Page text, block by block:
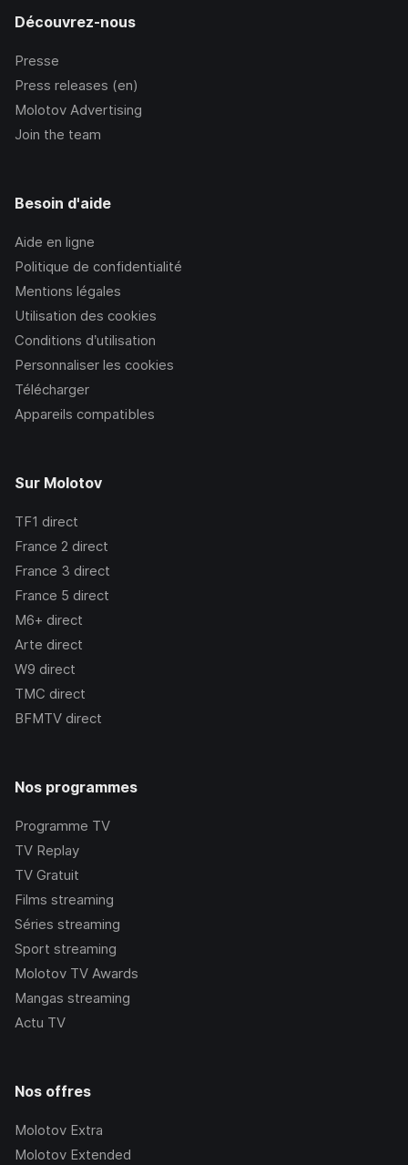
Découvrez-nous
Presse
Press releases (en)
Molotov Advertising
Join the team
Besoin d'aide
Aide en ligne
Politique de confidentialité
Mentions légales
Utilisation des cookies
Conditions d’utilisation
Personnaliser les cookies
Télécharger
Appareils compatibles
Sur Molotov
TF1 direct
France 2 direct
France 3 direct
France 5 direct
M6+ direct
Arte direct
W9 direct
TMC direct
BFMTV direct
Nos programmes
Programme TV
TV Replay
TV Gratuit
Films streaming
Séries streaming
Sport streaming
Molotov TV Awards
Mangas streaming
Actu TV
Nos offres
Molotov Extra
Molotov Extended